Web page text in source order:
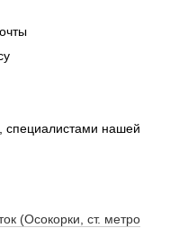
специалистами нашей
(Осокорки, ст. метро